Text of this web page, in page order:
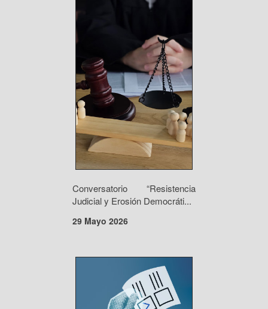
Conversatorio “Resistencia
Judicial y Erosión Democráti...
29 Mayo 2026